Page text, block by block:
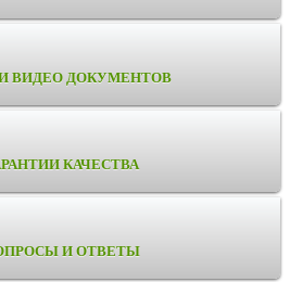
ВИДЕО ДОКУМЕНТОВ
КАЧЕСТВА
И ОТВЕТЫ